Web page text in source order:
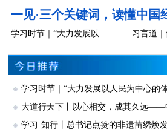
一见·三个关键词，读懂中国
学习时节｜“大力发展以 习言道
学习时节｜“大力发展以人民为中心的
大道行天下丨以心相交，成其久远——
学习·知行丨总书记点赞的非遗苗绣焕